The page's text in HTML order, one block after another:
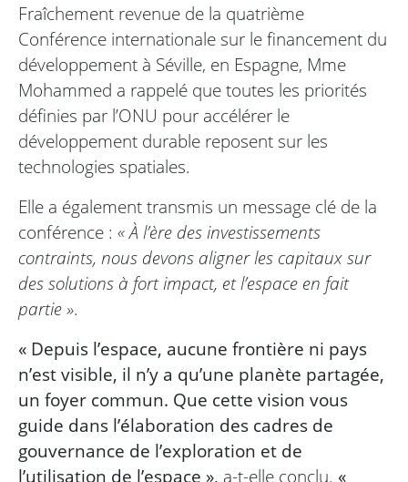
Fraîchement revenue de la quatrième
Conférence internationale sur le financement du
développement à Séville, en Espagne, Mme
Mohammed a rappelé que toutes les priorités
définies par l’ONU pour accélérer le
développement durable reposent sur les
technologies spatiales.
Elle a également transmis un message clé de la
conférence : « À l’ère des investissements
contraints, nous devons aligner les capitaux sur
des solutions à fort impact, et l’espace en fait
partie ».
« Depuis l’espace, aucune frontière ni pays
n’est visible, il n’y a qu’une planète partagée,
un foyer commun. Que cette vision vous
guide dans l’élaboration des cadres de
gouvernance de l’exploration et de
l’utilisation de l’espace », a-t-elle conclu. «